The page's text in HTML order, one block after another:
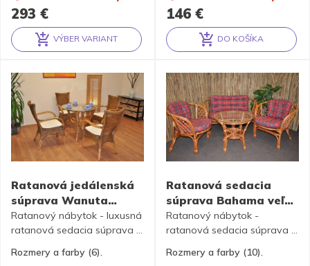
293 €
prútikov. K dispozícii sú
polostre v 6 farbách.
VÝBER VARIANT
146 €
obsahuje 2 křesla a stolek se
sklem
DO KOŠÍKA
Ratanová jedálenská
súprava Wanuta
brown wash + polstry –
6 farieb
Ratanový nábytok - luxusná
ratanová sedacia súprava je
ratanu. Zostava bsahuje 4
Rozmery a farby (6).
Ratanová sedacia
súprava Bahama veľká
Cognac + polostry – 10
farieb
Ratanový nábytok -
ratanová sedacia súprava je
ratanu s farbou konštrukcie
Rozmery a farby (10).